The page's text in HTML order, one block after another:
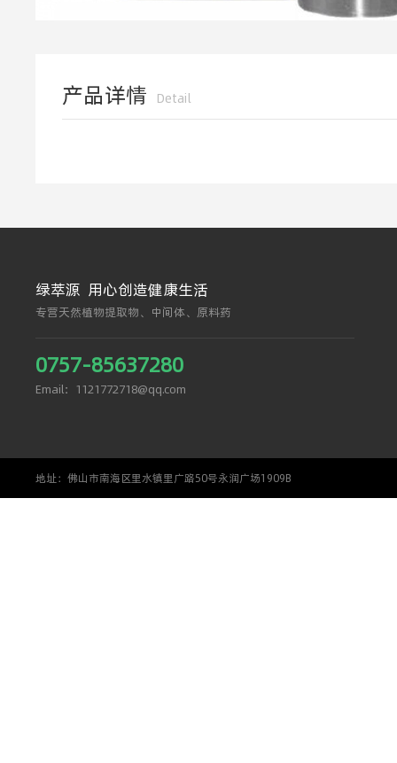
产品详情 Detail
绿萃源 用心创造健康生活
专营天然植物提取物、中间体、原料药
0757-85637280
Email：1121772718@qq.com
地址：佛山市南海区里水镇里广路50号永润广场1909B